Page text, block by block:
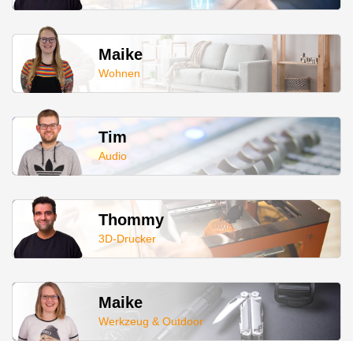
Maike
Wohnen
Tim
Audio
Thommy
3D-Drucker
Maike
Werkzeug & Outdoor